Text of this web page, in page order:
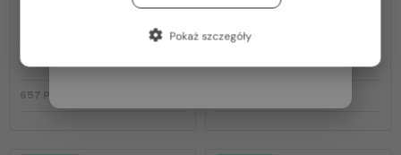
Sončna očala
JC4012 - 300613 - 60
657 PLN
Jimmy Choo
Włochy / IT
Pokaż szczegóły